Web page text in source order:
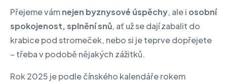
Přejeme vámnejen byznysové úspěchy, ale i osobní
spokojenost, splnění snů, ať už se dají zabalit do
krabice pod stromeček, nebo si je teprve dopřejete
– třeba v podobě nějakých zážitků.
Rok 2025 je podle čínského kalendáře rokem